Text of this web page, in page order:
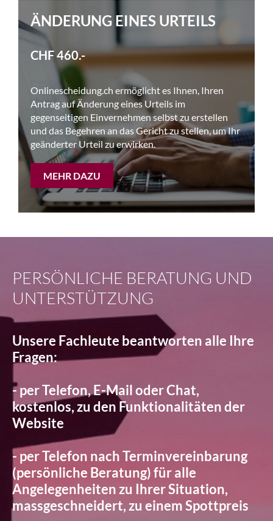
ÄNDERUNG EINES URTEILS
CHF 460.-
Onlinescheidung.ch ermöglicht es Ihnen, Ihren
Antrag auf Änderung eines Urteils im
gegenseitigen Einvernehmen selbst zu erstellen
und das Begehren an das Gericht zu stellen, um Ihr
geänderter Urteil zu erwirken.
MEHR DAZU
PERSÖNLICHE BERATUNG UND
UNTERSTÜTZUNG
Unsere Fachleute beantworten alle Ihre
Fragen:
- per Telefon, E-Mail oder Chat,
kostenlos, zu den Funktionalitäten der
Website
- per Telefon nach Terminvereinbarung
(persönliche Beratung) für alle
Angelegenheiten zu Ihrer Situation,
massgeschneidert, zu einem Spottpreis